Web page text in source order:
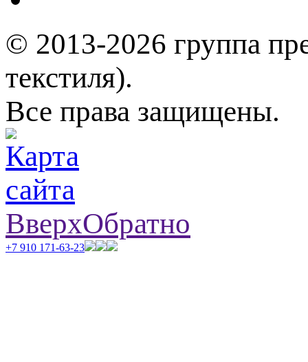
© 2013-2026 группа
текстиля).
Все права защищены.
ВверхОбратно
+7 910 171-63-23